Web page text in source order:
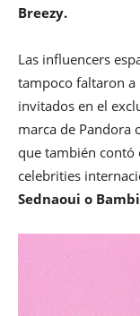
Breezy.
Las influencers
tampoco faltaron a
invitados en el
marca de Pandora
que también contó
celebrities
Sednaoui o